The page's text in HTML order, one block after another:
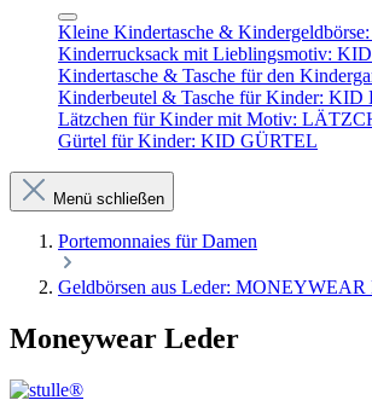
Kleine Kindertasche &
Kinderrucksack mit Lieblingsmotiv:
Kindertasche & Tasche für den
Kinderbeutel & Tasche für Kinder:
Lätzchen für Kinder mit Motiv:
Gürtel für Kinder: KID GÜRTEL
Menü schließen
Portemonnaies für Damen
Geldbörsen aus Leder: MONEYWEAR
Moneywear Leder